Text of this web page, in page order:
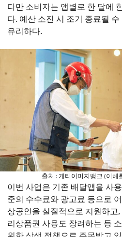
다만 소비자는 앱별로 한 달에
다. 예산 소진 시 조기 종료될
유리하다.
출처 : 게티이미지뱅크 (이해
이번 사업은 기존 배달앱을 사
준의 수수료와 광고료 등으로
상공인을 실질적으로 지원하고
리상품권 사용도 장려하는 등